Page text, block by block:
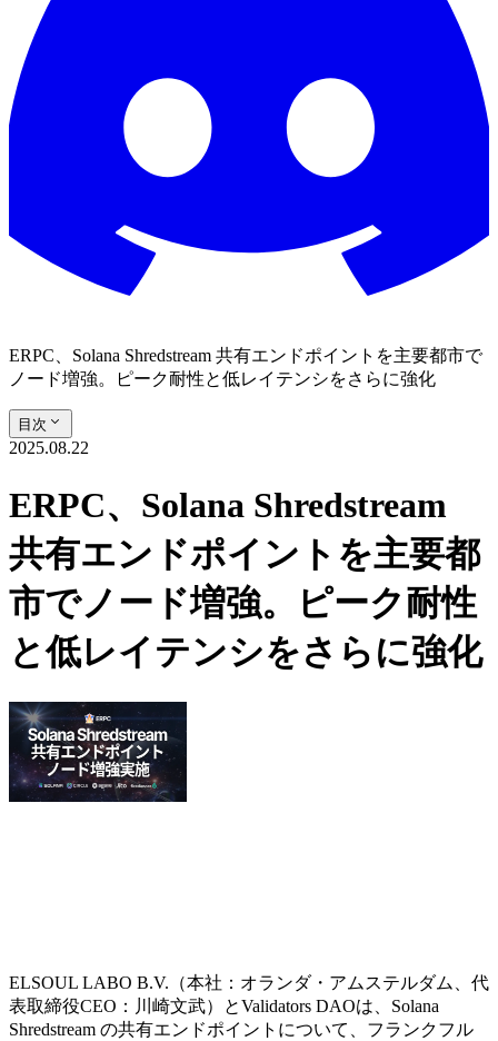
ERPC、Solana Shredstream 共有エンドポイントを主要都市で
ノード増強。ピーク耐性と低レイテンシをさらに強化
目次
2025.08.22
ERPC、Solana Shredstream
共有エンドポイントを主要都
市でノード増強。ピーク耐性
と低レイテンシをさらに強化
ELSOUL LABO B.V.（本社：オランダ・アムステルダム、代
表取締役CEO：川崎文武）とValidators DAOは、Solana
Shredstream の共有エンドポイントについて、フランクフル